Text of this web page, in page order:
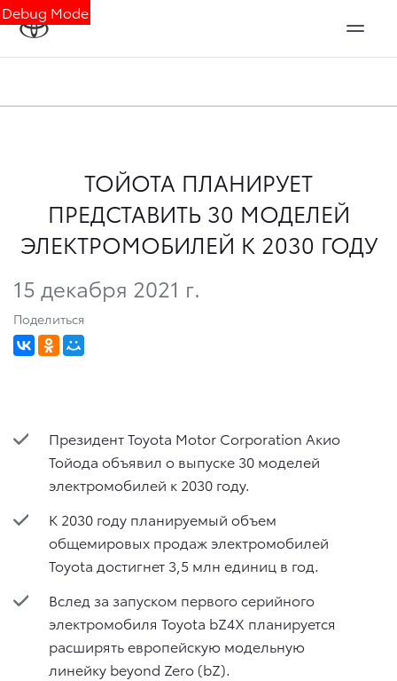
Debug Mode
ТОЙОТА ПЛАНИРУЕТ
ПРЕДСТАВИТЬ 30 МОДЕЛЕЙ
ЭЛЕКТРОМОБИЛЕЙ К 2030 ГОДУ
15 декабря 2021 г.
Поделиться
Президент Toyota Motor Corporation Акио
Тойода объявил о выпуске 30 моделей
электромобилей к 2030 году.
К 2030 году планируемый объем
общемировых продаж электромобилей
Toyota достигнет 3,5 млн единиц в год.
Вслед за запуском первого серийного
электромобиля Toyota bZ4X планируется
расширять европейскую модельную
линейку beyond Zero (bZ).